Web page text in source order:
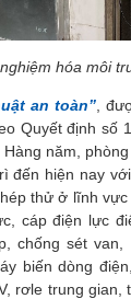
hóa môi
an toàn” ,
Quyết định số
năm,
đến hiện nay
thử ở lĩnh
cáp điện lực
chống sét
biến dòng
rơle trung gian,